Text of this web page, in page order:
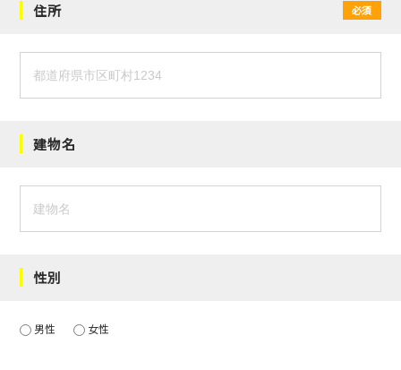
住所 必須
建物名
性別
男性 女性